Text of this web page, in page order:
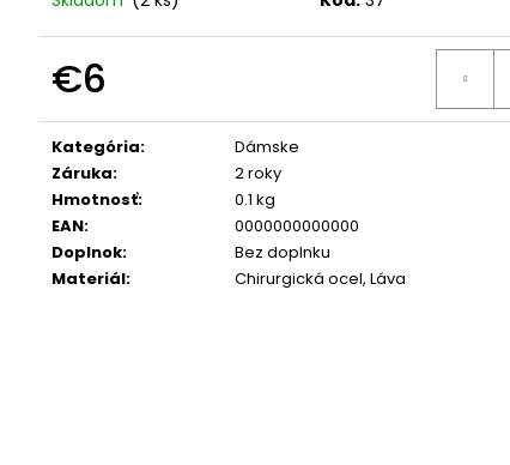
€6
cena:
Kategória:
Dámske
Záruka:
2 roky
Hmotnosť:
0.1 kg
EAN:
0000000000000
Doplnok:
Bez doplnku
Materiál: Chirurgická ocel, Láva